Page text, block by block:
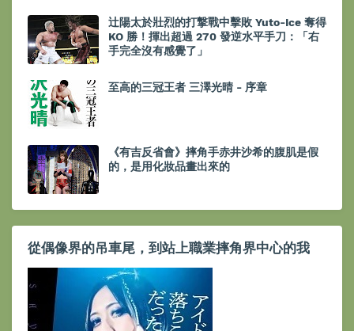
辻陽太於壯烈的打撃戰中擊敗 Yuto-Ice 奪得
KO 勝！揮出超過 270 發逆水平手刀：「右
手完全沒有感覺了」
至高的三冠王者 三澤光晴 - 序章
《有吉反省會》摔角手赤井沙希的腹肌是假
的，是用化妝品畫出來的
從偶像界的吊車尾，到站上職業摔角界中心的我